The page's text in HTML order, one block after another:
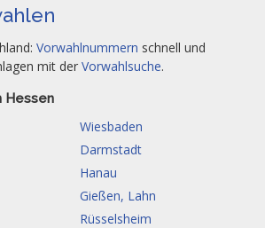
Vorwahlnummern schnell und
mit der Vorwahlsuche.
Hessen
Wiesbaden
Darmstadt
Hanau
Gießen, Lahn
Rüsselsheim